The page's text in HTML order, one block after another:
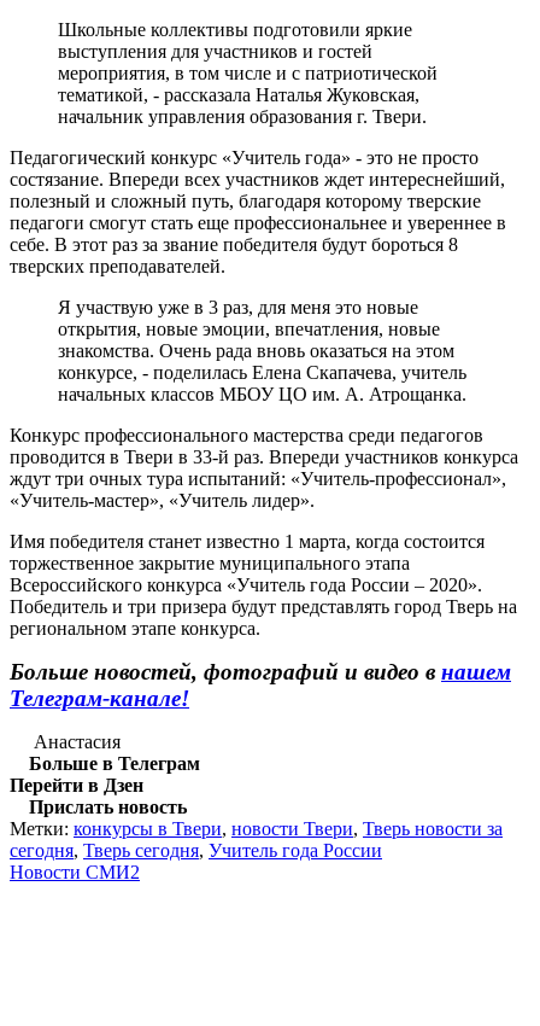
Школьные коллективы подготовили яркие
выступления для участников и гостей
мероприятия, в том числе и с патриотической
тематикой, - рассказала Наталья Жуковская,
начальник управления образования г. Твери.
Педагогический конкурс «Учитель года» - это не просто
состязание. Впереди всех участников ждет интереснейший,
полезный и сложный путь, благодаря которому тверские
педагоги смогут стать еще профессиональнее и увереннее в
себе. В этот раз за звание победителя будут бороться 8
тверских преподавателей.
Я участвую уже в 3 раз, для меня это новые
открытия, новые эмоции, впечатления, новые
знакомства. Очень рада вновь оказаться на этом
конкурсе, - поделилась Елена Скапачева, учитель
начальных классов МБОУ ЦО им. А. Атрощанка.
Конкурс профессионального мастерства среди педагогов
проводится в Твери в 33-й раз. Впереди участников конкурса
ждут три очных тура испытаний: «Учитель-профессионал»,
«Учитель-мастер», «Учитель лидер».
Имя победителя станет известно 1 марта, когда состоится
торжественное закрытие муниципального этапа
Всероссийского конкурса «Учитель года России – 2020».
Победитель и три призера будут представлять город Тверь на
региональном этапе конкурса.
Больше новостей, фотографий и видео в нашем
Телеграм-канале!
Анастасия
Больше в Телеграм
Перейти в Дзен
Прислать новость
Метки: конкурсы в Твери, новости Твери, Тверь новости за
сегодня, Тверь сегодня, Учитель года России
Новости СМИ2